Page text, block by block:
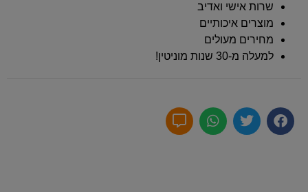
שרות אישי ואדיב
מוצרים איכותיים
מחירים מעולים
למעלה מ-30 שנות מוניטין!